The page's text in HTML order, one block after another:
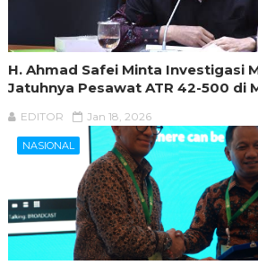
H. Ahmad Safei Minta Investigasi
Jatuhnya Pesawat ATR 42-500 di
EDITOR Jan 18, 2026
NASIONAL